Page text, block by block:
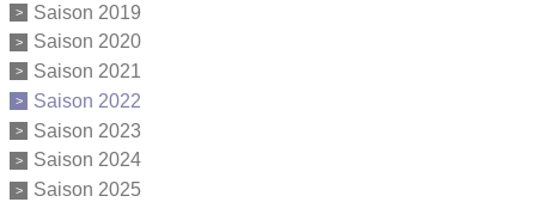
Saison 2019
Saison 2020
Saison 2021
Saison 2022
Saison 2023
Saison 2024
Saison 2025